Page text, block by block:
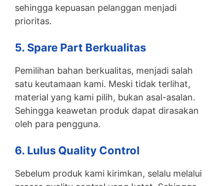
sehingga kepuasan pelanggan menjadi
prioritas.
5. Spare Part Berkualitas
Pemilihan bahan berkualitas, menjadi salah
satu keutamaan kami. Meski tidak terlihat,
material yang kami pilih, bukan asal-asalan.
Sehingga keawetan produk dapat dirasakan
oleh para pengguna.
6. Lulus Quality Control
Sebelum produk kami kirimkan, selalu melalui